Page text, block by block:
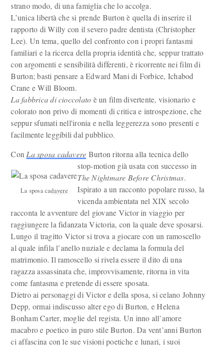
strano modo, di una famiglia che lo accolga.
L’unica libertà che si prende Burton è quella di inserire il
rapporto di Willy con il severo padre dentista (Christopher
Lee). Un tema, quello del confronto con i propri fantasmi
familiari e la ricerca della propria identità che, seppur trattato
con argomenti e sensibilità differenti, è ricorrente nei film di
Burton; basti pensare a Edward Mani di Forbice, Ichabod
Crane e Will Bloom.
La fabbrica di cioccolato è un film divertente, visionario e
colorato non privo di momenti di critica e introspezione, che
seppur sfumati nell'ironia e nella leggerezza sono presenti e
facilmente leggibili dal pubblico.
Con La sposa cadavere Burton ritorna alla tecnica dello
La sposa cadavere
stop-motion già usata con successo in
The Nightmare Before Christmas.
Ispirato a un racconto popolare russo, la
vicenda ambientata nel XIX secolo
racconta le avventure del giovane Victor in viaggio per
raggiungere la fidanzata Victoria, con la quale deve sposarsi.
Lungo il tragitto Victor si trova a giocare con un ramoscello
al quale infila l’anello nuziale e declama la formula del
matrimonio. Il ramoscello si rivela essere il dito di una
ragazza assassinata che, improvvisamente, ritorna in vita
come fantasma e pretende di essere sposata.
Dietro ai personaggi di Victor e della sposa, si celano Johnny
Depp, ormai indiscusso alter ego di Burton, e Helena
Bonham Carter, moglie del regista. Un inno all’amore
macabro e poetico in puro stile Burton. Da vent’anni Burton
ci affascina con le sue visioni poetiche e lunari, i suoi